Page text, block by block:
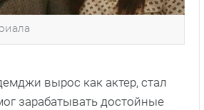
вырос как актер, стал
зарабатывать достойные